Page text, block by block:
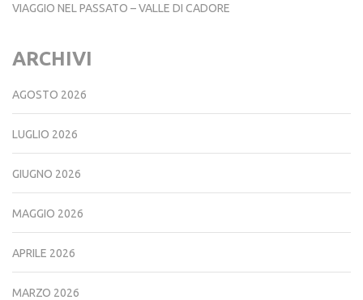
VIAGGIO NEL PASSATO – VALLE DI CADORE
ARCHIVI
AGOSTO 2026
LUGLIO 2026
GIUGNO 2026
MAGGIO 2026
APRILE 2026
MARZO 2026